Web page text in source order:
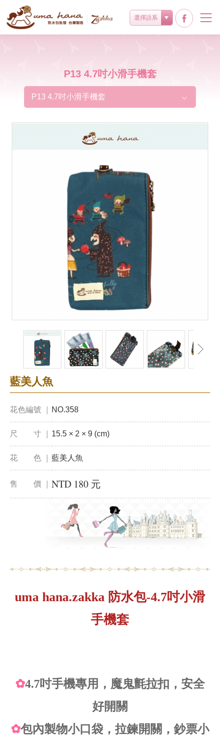
選擇語系
P13 4.7吋小滑手機套
P13 4.7吋小滑手機套
藍美人魚
花色編號 ｜ NO.358
尺 寸 ｜ 15.5 × 2 × 9 (cm)
花 色 ｜ 藍美人魚
售 價 ｜ NTD 180 元
uma hana.zakka 防水包-4.7吋小滑
手機套
✿4.7吋手機專用，魔鬼氈拉扣，安全
好開關
✿包內製物小口 袋，拉鍊開關，鈔票小